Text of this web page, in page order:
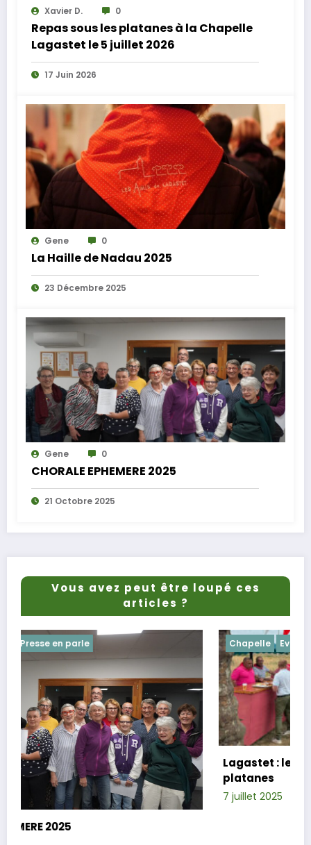
Xavier D. 0
Repas sous les platanes à la Chapelle
Lagastet le 5 juillet 2026
17 Juin 2026
Gene 0
La Haille de Nadau 2025
23 Décembre 2025
Gene 0
CHORALE EPHEMERE 2025
21 Octobre 2025
Vous avez peut être loupé ces
articles ?
Chapelle
Lagastet : le repas champêtre réussi
platanes
7 juillet 2025 Xavier D.